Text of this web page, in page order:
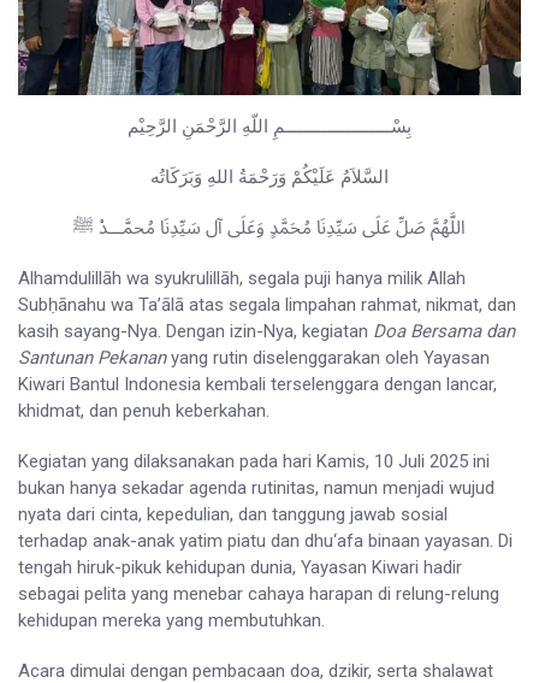
بِسْــــــــــــــــــــــمِ اللّهِ الرَّحْمَنِ الرَّحِيْم
السَّلاَمُ عَلَيْكُمْ وَرَحْمَةُ اللهِ وَبَرَكَاتُه
اللَّهُمَّ صَلِّ عَلَى سَيِّدِنَا مُحَمَّدٍ وَعَلَى آل سَيِّدِنَا مُحمَّـــدْ ﷺ
Alhamdulillāh wa syukrulillāh, segala puji hanya milik Allah
Subḥānahu wa Ta’ālā atas segala limpahan rahmat, nikmat, dan
kasih sayang-Nya. Dengan izin-Nya, kegiatan Doa Bersama dan
Santunan Pekananyang rutin diselenggarakan oleh Yayasan
Kiwari Bantul Indonesia kembali terselenggara dengan lancar,
khidmat, dan penuh keberkahan.
Kegiatan yang dilaksanakan pada hari Kamis, 10 Juli 2025 ini
bukan hanya sekadar agenda rutinitas, namun menjadi wujud
nyata dari cinta, kepedulian, dan tanggung jawab sosial
terhadap anak-anak yatim piatu dan dhu‘afa binaan yayasan. Di
tengah hiruk-pikuk kehidupan dunia, Yayasan Kiwari hadir
sebagai pelita yang menebar cahaya harapan di relung-relung
kehidupan mereka yang membutuhkan.
Acara dimulai dengan pembacaan doa, dzikir, serta shalawat